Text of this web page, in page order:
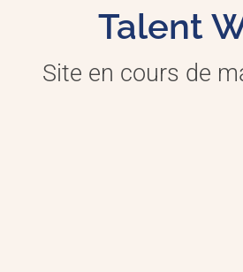
Talent
Site en cours de